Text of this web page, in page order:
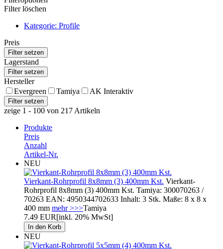
Filter löschen
Kategorie: Profile
Preis
Lagerstand
Hersteller
Evergreen
Tamiya AK Interaktiv
zeige 1 - 100 von 217 Artikeln
Produkte
Preis
Anzahl
Artikel-Nr.
NEU
Vierkant-Rohrprofil 8x8mm (3) 400mm Kst. Vierkant-
Rohrprofil 8x8mm (3) 400mm Kst. Tamiya: 300070263 /
70263 EAN: 4950344702633 Inhalt: 3 Stk. Maße: 8 x 8 x
400 mm mehr >>>Tamiya
7.49 EUR[inkl. 20% MwSt]
NEU